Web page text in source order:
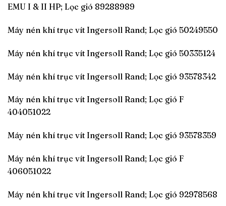
EMU I & II HP; Lọc gió 89288989
Máy nén khí trục vít Ingersoll Rand; Lọc gió 50249550
Máy nén khí trục vít Ingersoll Rand; Lọc gió 50335124
Máy nén khí trục vít Ingersoll Rand; Lọc gió 93578342
Máy nén khí trục vít Ingersoll Rand; Lọc gió F
404051022
Máy nén khí trục vít Ingersoll Rand; Lọc gió 93578359
Máy nén khí trục vít Ingersoll Rand; Lọc gió F
406051022
Máy nén khí trục vít Ingersoll Rand; Lọc gió 92978568